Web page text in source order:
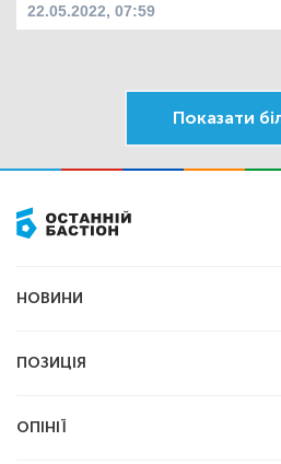
22.05.2022, 07:59
Показати
НОВИНИ
Економіка
ПОЗИЦІЯ
ОПІНІЇ